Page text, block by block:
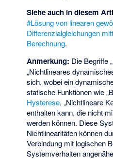
Siehe auch in diesem
#Lösung von linearen
Differenzialgleichungen
Berechnung.
Anmerkung: Die Begriffe
„Nichtlineares
sich, wobei ein
statische Funktionen wie
Hysterese, „Nichtlineare
enthalten kann, die nicht
werden können. Diese
Nichtlinearitäten können
Verbindung mit logischen
Systemverhalten